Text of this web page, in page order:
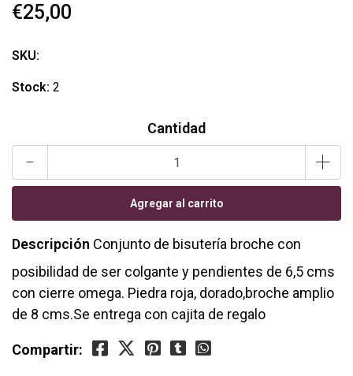
€25,00
SKU:
Stock: 2
Cantidad
- +
Descripción Conjunto de bisutería broche con
posibilidad de ser colgante y pendientes de 6,5 cms
con cierre omega. Piedra roja, dorado,broche amplio
de 8 cms.Se entrega con cajita de regalo
Compartir: